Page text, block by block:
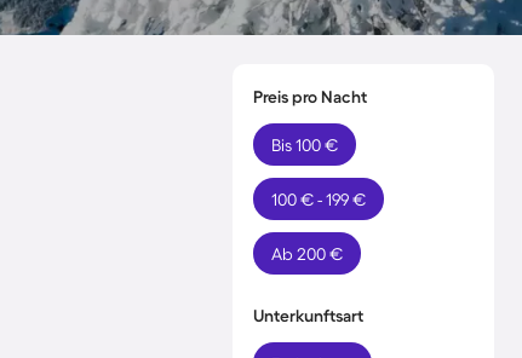
Preis pro Nacht
Bis 100 €
100 € - 199 €
Ab 200 €
Unterkunftsart